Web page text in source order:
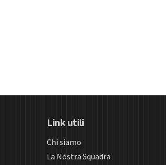
Link utili
Chi siamo
La Nostra Squadra